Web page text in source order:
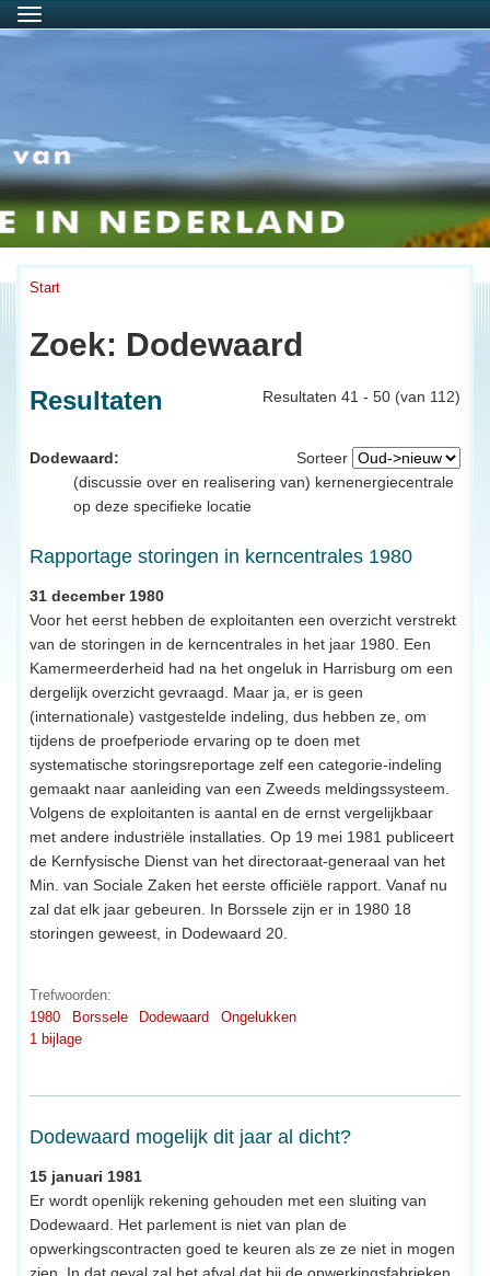
Menu
Start
Zoek: Dodewaard
Resultaten 41 - 50 (van 112)
Resultaten
Sorteer
Dodewaard:
(discussie over en realisering van) kernenergiecentrale
op deze specifieke locatie
Rapportage storingen in kerncentrales 1980
31 december 1980
Voor het eerst hebben de exploitanten een overzicht verstrekt
van de storingen in de kerncentrales in het jaar 1980. Een
Kamermeerderheid had na het ongeluk in Harrisburg om een
dergelijk overzicht gevraagd. Maar ja, er is geen
(internationale) vastgestelde indeling, dus hebben ze, om
tijdens de proefperiode ervaring op te doen met
systematische storingsreportage zelf een categorie-indeling
gemaakt naar aanleiding van een Zweeds meldingssysteem.
Volgens de exploitanten is aantal en de ernst vergelijkbaar
met andere industriële installaties. Op 19 mei 1981 publiceert
de Kernfysische Dienst van het directoraat-generaal van het
Min. van Sociale Zaken het eerste officiële rapport. Vanaf nu
zal dat elk jaar gebeuren. In Borssele zijn er in 1980 18
storingen geweest, in Dodewaard 20.
Trefwoorden:
1980
Borssele Dodewaard
Ongelukken
1 bijlage
Dodewaard mogelijk dit jaar al dicht?
15 januari 1981
Er wordt openlijk rekening gehouden met een sluiting van
Dodewaard. Het parlement is niet van plan de
opwerkingscontracten goed te keuren als ze ze niet in mogen
zien. In dat geval zal het afval dat bij de opwerkingsfabrieken